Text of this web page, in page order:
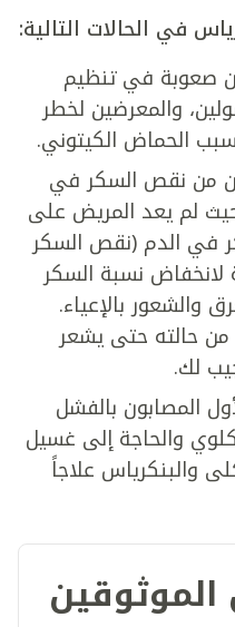
في الحالات التالية:
صعوبة في تنظيم
والمعرضين لخطر
الحماض الكيتوني.
من نقص السكر في
لم يعد المريض على
في الدم (نقص السكر
لانخفاض نسبة السكر
والشعور بالإعياء.
من حالته حتى يشعر
لك.
المصابون بالفشل
والحاجة إلى غسيل
والبنكرياس علاجاً
الموثوقين